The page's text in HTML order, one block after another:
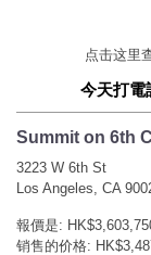
点击这里
今天打電
Summit on 6th
3223 W 6th St
Los Angeles, CA
報價是:
销售的价格: